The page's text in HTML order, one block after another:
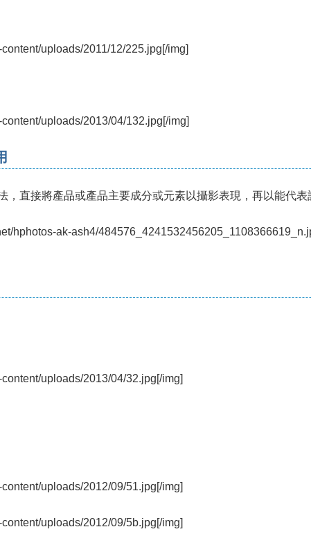
uploads/2011/12/225.jpg[/img]
uploads/2013/04/132.jpg[/img]
，直接將產品或產品主要成分或元素以攝影表現，再以能代
hphotos-ak-ash4/
uploads/2013/04/32.jpg[/img]
uploads/2012/09/51.jpg[/img]
uploads/2012/09/5b.jpg[/img]